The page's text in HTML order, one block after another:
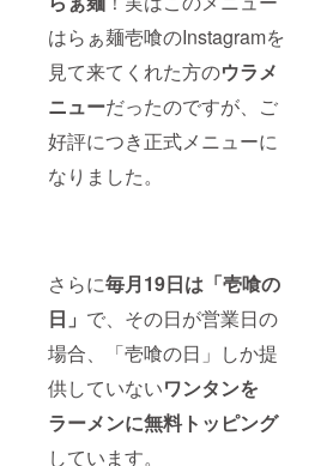
はらぁ麺壱喰のInstagramを
見て来てくれた方のウラメ
ニューだったのですが、ご
好評につき正式メニューに
なりました。
さらに毎月19日は「壱喰の
日」 で、その日が営業日の
場合、「壱喰の日」しか提
供していないワンタンを
ラーメンに無料トッピング
しています。